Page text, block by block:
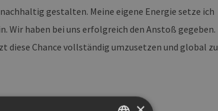
gestalten. Meine eigene Energie setze ich
Wir haben bei uns erfolgreich den Anstoß gegeben.
Chance vollständig umzusetzen und global zu